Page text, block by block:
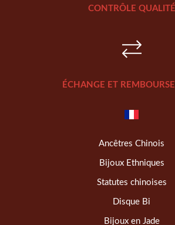
CONTRÔLE QUALITÉ
ÉCHANGE ET
Ancêtres Chinois
Bijoux Ethniques
Statutes chinoises
Disque Bi
Bijoux en Jade